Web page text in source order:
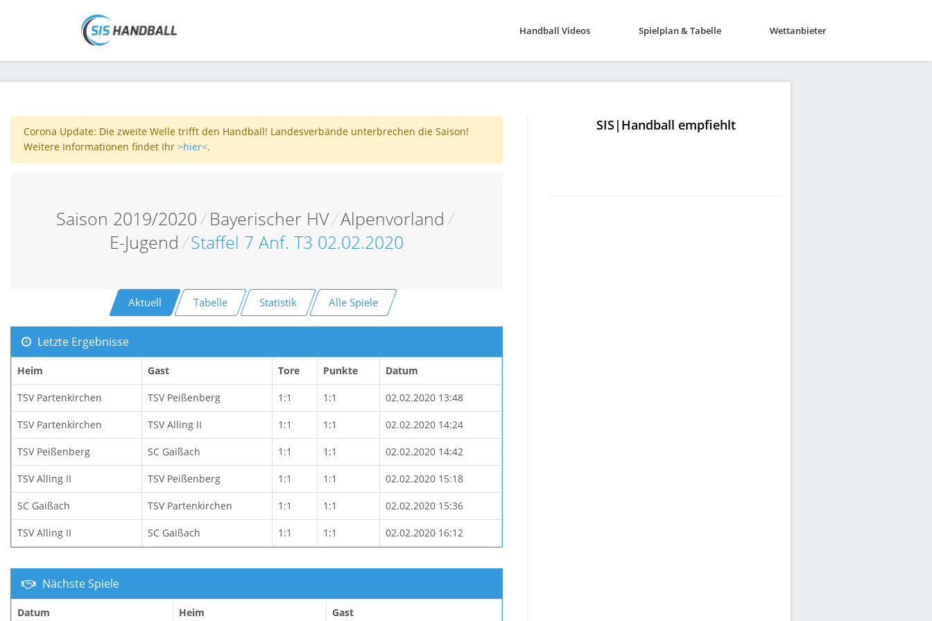
Handball Videos Spielplan & Tabelle Wettanbieter
Corona Update: Die zweite Welle trifft den Handball! Landesverbände unterbrechen die Saison!
Weitere Informationen findet Ihr >hier<.
Saison 2019/2020/ Bayerischer HV/Alpenvorland /
E-Jugend/Staffel 7 Anf. T3 02.02.2020
Aktuell Tabelle Statistik Alle Spiele
Letzte Ergebnisse
Heim Gast Tore Punkte Datum
TSV Partenkirchen TSV Peißenberg 1:1 1:1 02.02.2020 13:48
TSV Partenkirchen TSV Alling II 1:1 1:1 02.02.2020 14:24
TSV Peißenberg SC Gaißach 1:1 1:1 02.02.2020 14:42
TSV Alling II TSV Peißenberg 1:1 1:1 02.02.2020 15:18
SC Gaißach TSV Partenkirchen 1:1 1:1 02.02.2020 15:36
TSV Alling II SC Gaißach 1:1 1:1 02.02.2020 16:12
Nächste Spiele
Datum Heim Gast
SIS|Handball empfiehlt